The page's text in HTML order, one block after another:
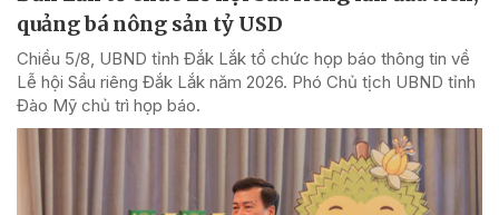
quảng bá nông sản tỷ USD
Chiều 5/8, UBND tỉnh Đắk Lắk tổ chức họp báo thông tin về
Lễ hội Sầu riêng Đắk Lắk năm 2026. Phó Chủ tịch UBND tỉnh
Đào Mỹ chủ trì họp báo.